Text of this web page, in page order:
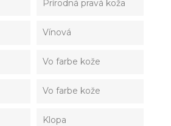
Prírodná pravá koža
Vínová
Vo farbe kože
Vo farbe kože
Klopa